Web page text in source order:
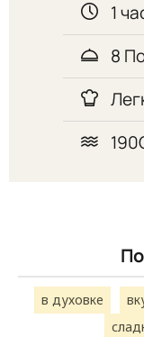
1
8
в духовке